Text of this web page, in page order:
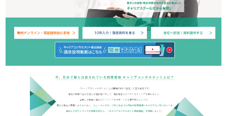
キャリアコンサルタントの求人はどこで
見つかる？おすすめの就職先と選び方を
紹介
公開日:2026/02/15